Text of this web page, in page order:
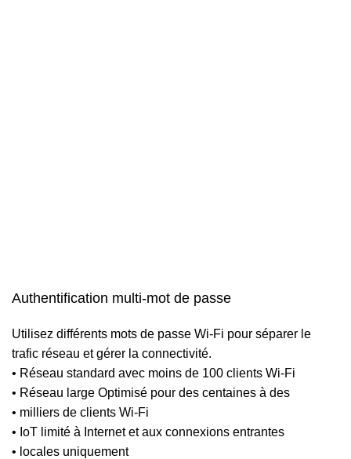
Authentification multi-mot de passe
Utilisez différents mots de passe Wi-Fi pour séparer le
trafic réseau et gérer la connectivité.
• Réseau standard avec moins de 100 clients Wi-Fi
• Réseau large Optimisé pour des centaines à des
• milliers de clients Wi-Fi
• IoT limité à Internet et aux connexions entrantes
• locales uniquement